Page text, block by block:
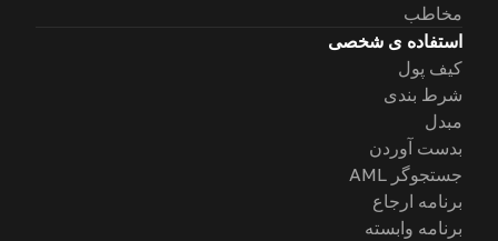
مخاطب
استفاده ی شخصی
کیف پول
شرط بندی
مبدل
بدست آوردن
جستجوگر AML
برنامه ارجاع
برنامه وابسته